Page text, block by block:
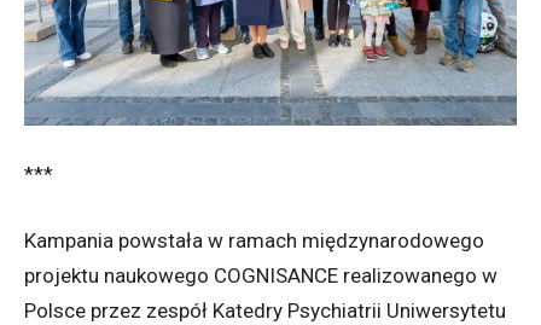
***
Kampania powstała w ramach międzynarodowego
projektu naukowego COGNISANCE realizowanego w
Polsce przez zespół Katedry Psychiatrii Uniwersytetu